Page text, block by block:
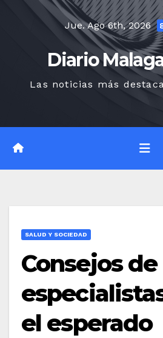
Jue. Ago 6th, 2026
Diario
Las noticias más
SALUD Y SOCIEDAD
Consejos de
el esperado